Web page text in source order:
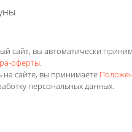
сайт, вы автоматически
оферты.
на сайте, вы принимаете
персональных данных.